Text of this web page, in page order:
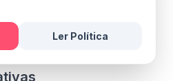
sobre a vida
da preservação dos
Ler Política